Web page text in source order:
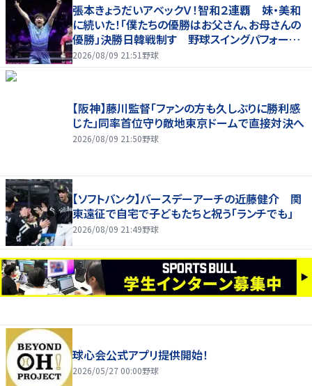
張本きょうだいアベックＶ！智和２連覇 妹・美和
に続いた！「僕たちの優勝はお父さん、お母さんの
優勝」決勝日韓戦制す 野球スイングパフォーマ
ンスで歓喜爆発 本音もちらり「妹が先に決めて
2026/08/09 21:51 野球
【阪神】藤川監督「ファンの方も久しぶりに勝利感
じた」同率首位守り敵地東京ドームで直接対決へ
2026/08/09 21:50野球
【ソフトバンク】バースデーアーチの近藤健介 関
東遠征で自宅で子どもたちと祝う「ランチでも」
2026/08/09 21:49野球
球心会公式アプリ提供開始！
2026/05/27 00:00野球